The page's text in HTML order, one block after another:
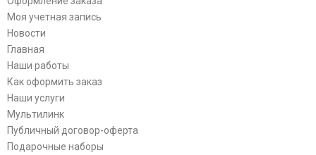
Моя учетная запись
Новости
Главная
Наши работы
Как оформить заказ
Наши услуги
Мультилинк
Публичный договор-оферта
Подарочные наборы